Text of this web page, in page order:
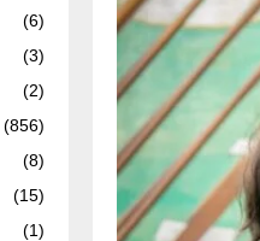
(6)
(3)
(2)
(856)
(8)
(15)
(1)